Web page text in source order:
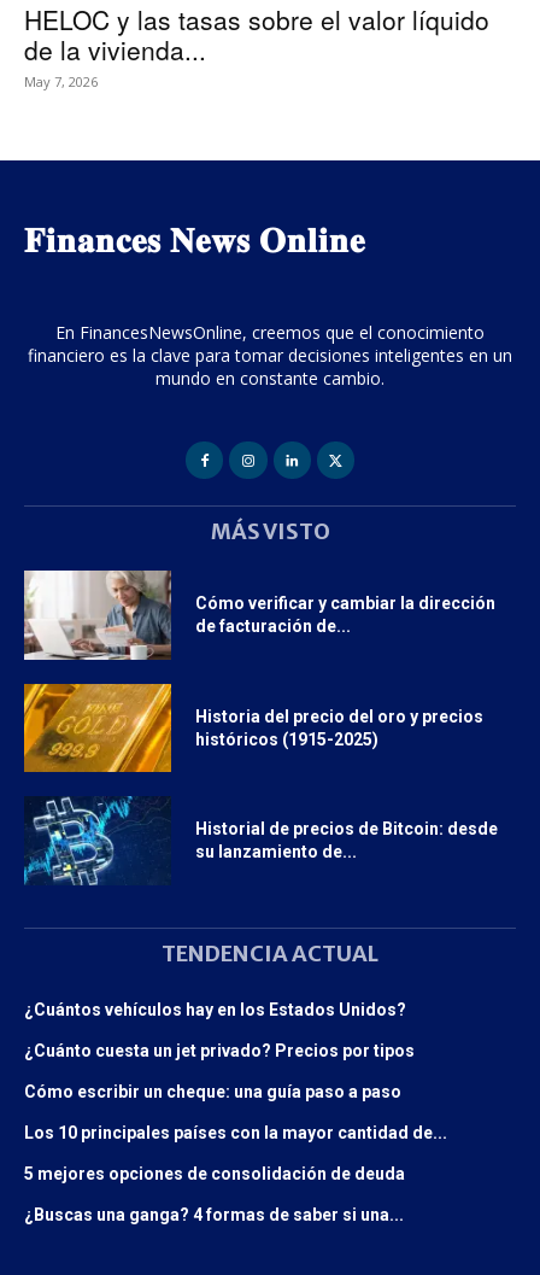
HELOC y las tasas sobre el valor líquido
de la vivienda...
May 7, 2026
𝐅𝐢𝐧𝐚𝐧𝐜𝐞𝐬 𝐍𝐞𝐰𝐬 𝐎𝐧𝐥𝐢𝐧𝐞
En FinancesNewsOnline, creemos que el conocimiento
financiero es la clave para tomar decisiones inteligentes en un
mundo en constante cambio.
MÁS VISTO
Cómo verificar y cambiar la dirección
de facturación de...
Historia del precio del oro y precios
históricos (1915-2025)
Historial de precios de Bitcoin: desde
su lanzamiento de...
TENDENCIA ACTUAL
¿Cuántos vehículos hay en los Estados Unidos?
¿Cuánto cuesta un jet privado? Precios por tipos
Cómo escribir un cheque: una guía paso a paso
Los 10 principales países con la mayor cantidad de...
5 mejores opciones de consolidación de deuda
¿Buscas una ganga? 4 formas de saber si una...